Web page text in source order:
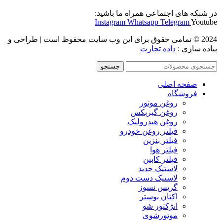
در شبکه های اجتماعی همراه ما باشید:
Instagram Whatsapp TelegramYoutube
2024 © تمامی حقوق برای این وب سایت محفوظ است | طراحی و
پیاده سازی : داده تجارت
جستجو
صفحه اصلی
فروشگاه
روغن موتور
روغن گیربکس
روغن هیدرولیک
فیلتر روغن خودرو
فیلتر بنزین
فیلتر هوا
فیلتر کابین
لاستیک جدید
لاستیک دست دوم
گریس نسوز
اکتان بوستر
انژکتور شو
موتورشوی